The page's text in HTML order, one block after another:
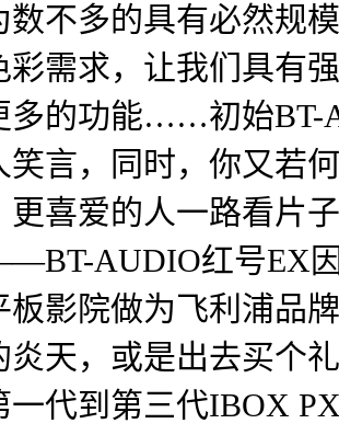
数不多的具有必然规
彩需求，让我们具有
多的功能……初始BT-
言，同时，你又若
更喜爱的人一路看片
AUDIO红号EX
板影院做为飞利浦品
天，或是出去买个
一代到第三代IBOX